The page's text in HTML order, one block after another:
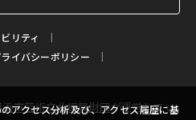
アクセス分析及び、アクセス履歴に基
リティ
イバシーポリシー
市芸術文化振興財団が運営してい